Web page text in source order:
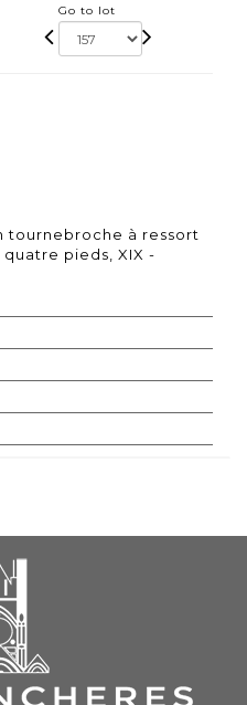
Go to lot
tournebroche à ressort
pieds, XIX -